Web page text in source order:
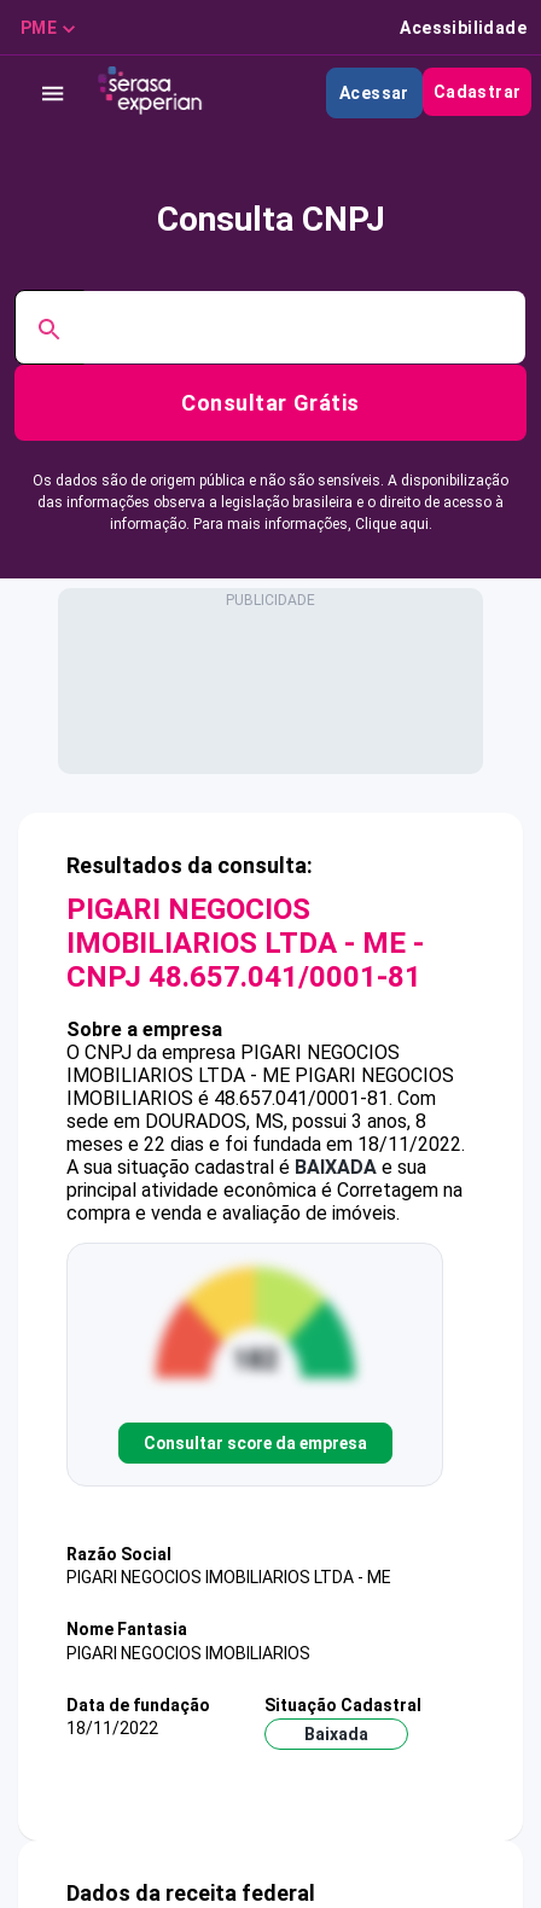
PME Acessibilidade
Acessar Cadastrar
Consulta CNPJ
Consultar Grátis
Os dados são de origem pública e não são sensíveis. A disponibilização
das informações observa a legislação brasileira e o direito de acesso à
informação. Para mais informações, Clique aqui.
Resultados da consulta:
PIGARI NEGOCIOS
IMOBILIARIOS LTDA - ME -
CNPJ 48.657.041/0001-81
Sobre a empresa
O CNPJ da empresa PIGARI NEGOCIOS
IMOBILIARIOS LTDA - ME PIGARI NEGOCIOS
IMOBILIARIOS é 48.657.041/0001-81. Com
sede em DOURADOS, MS, possui 3 anos, 8
meses e 22 dias e foi fundada em 18/11/2022.
A sua situação cadastral é BAIXADA e sua
principal atividade econômica é Corretagem na
compra e venda e avaliação de imóveis.
Consultar score da empresa
Razão Social
PIGARI NEGOCIOS IMOBILIARIOS LTDA - ME
Nome Fantasia
PIGARI NEGOCIOS IMOBILIARIOS
Data de fundação
18/11/2022
Situação Cadastral
Baixada
Dados da receita federal